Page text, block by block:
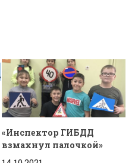
«Инспектор ГИБДД
взмахнул палочкой»